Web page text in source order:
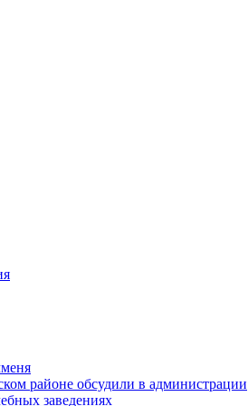
районе обсудили в администрации
заведениях